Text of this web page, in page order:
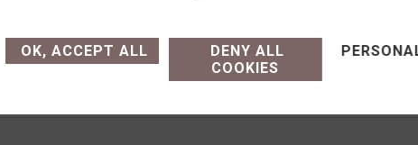
achat (modalités, livraison)
Commande sur
OK, ACCEPT ALL
DENY ALL
COOKIES